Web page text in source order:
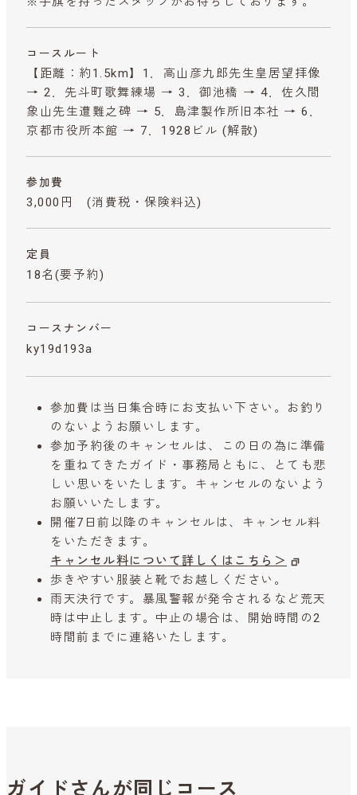
コースルート
【距離：約1.5km】1．高山彦九郎先生皇居望拝像
→ 2．先斗町歌舞練場 → 3．御池橋 → 4．佐久間
象山先生遭難之碑 → 5．島津製作所旧本社 → 6．
京都市役所本館 → 7．1928ビル (解散)
参加費
3,000円 (消費税・保険料込)
定員
18名(要予約)
コースナンバー
ky19d193a
参加費は当日集合時にお支払い下さい。お釣り
のないようお願いします。
参加予約後のキャンセルは、この日の為に準備
を重ねてきたガイド・事務局ともに、とても悲
しい思いをいたします。キャンセルのないよう
お願いいたします。
開催7日前以降のキャンセルは、キャンセル料
をいただきます。
キャンセル料について詳しくはこちら＞
歩きやすい服装と靴でお越しください。
雨天決行です。暴風警報が発令されるなど荒天
時は中止します。中止の場合は、開始時間の2
時間前までに連絡いたします。
ガイドさんが同じコース